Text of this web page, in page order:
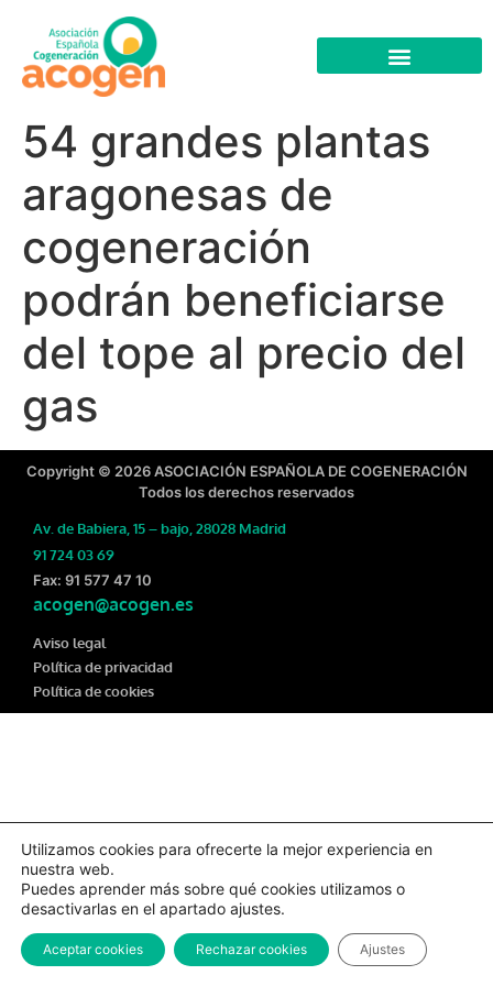
54 grandes plantas
aragonesas de
cogeneración
podrán beneficiarse
del tope al precio del
gas
Copyright © 2026 ASOCIACIÓN ESPAÑOLA DE COGENERACIÓN
Todos los derechos reservados
Av. de Babiera, 15 – bajo, 28028 Madrid
91 724 03 69
Fax: 91 577 47 10
acogen@acogen.es
Aviso legal
Política de privacidad
Política de cookies
Utilizamos cookies para ofrecerte la mejor experiencia en
nuestra web.
Puedes aprender más sobre qué cookies utilizamos o
desactivarlas en el apartado ajustes.
Aceptar cookies Rechazar cookies Ajustes